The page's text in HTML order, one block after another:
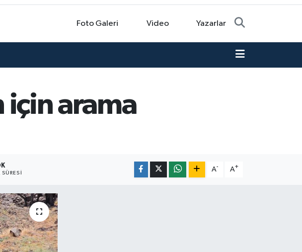
Foto Galeri Video Yazarlar
için arama
A- A+